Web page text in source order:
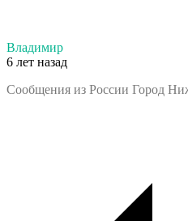
Владимир
6 лет назад
Сообщения из России Город